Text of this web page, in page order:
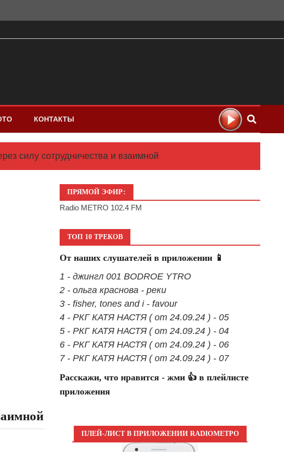
КОНТАКТЫ
силу сотрудничества и взаимной
ПРЯМОЙ ЭФИР:
Radio METRO 102.4 FM
ТОП 10 ТРЕКОВ
От наших слушателей в приложении 📱
1 - джингл 001 BODROE YTRO
2 - ольга краснова - реки
3 - fisher, tones and i - favour
4 - РКГ КАТЯ НАСТЯ ( от 24.09.24 ) - 05
5 - РКГ КАТЯ НАСТЯ ( от 24.09.24 ) - 04
6 - РКГ КАТЯ НАСТЯ ( от 24.09.24 ) - 06
7 - РКГ КАТЯ НАСТЯ ( от 24.09.24 ) - 07
Расскажи, что нравится - жми 👍 в плейлисте
приложения
ПЛЕЙ-ЛИСТ В ПРИЛОЖЕНИИ RADIOМЕТРО